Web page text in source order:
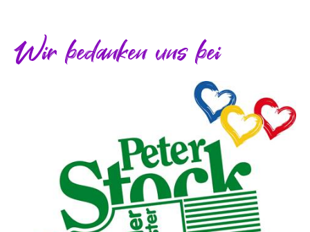
Wir bedanken uns bei